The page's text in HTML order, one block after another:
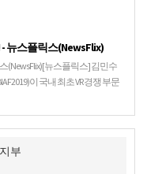
- 뉴스플릭스(NewsFlix)
(NewsFlix)[뉴스플릭스] 김민수
이 국내 최초 VR 경쟁 부문
부